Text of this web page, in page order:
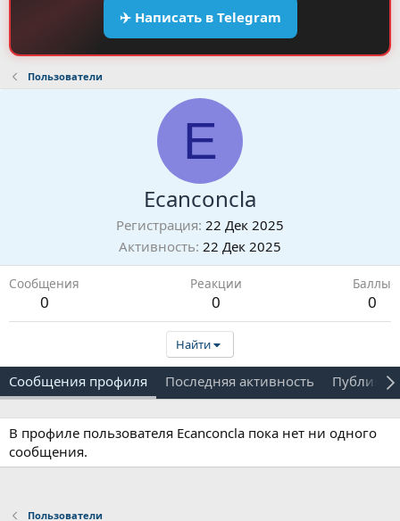
✈️ Написать в Telegram
Пользователи
E
Ecanconcla
Регистрация 22 Дек 2025
Активность 22 Дек 2025
Сообщения
0
Реакции
0
Баллы
0
Найти
Сообщения профиля Последняя активность
В профиле пользователя Ecanconcla пока нет ни одного
сообщения.
Пользователи